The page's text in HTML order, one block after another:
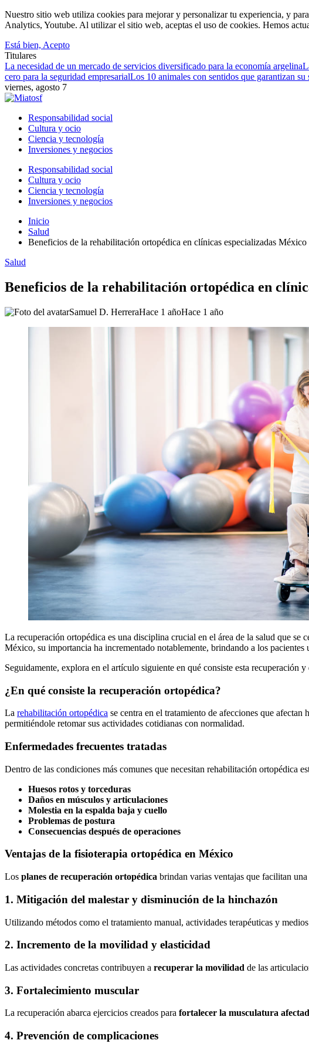
Nuestro sitio web utiliza cookies para mejorar y personalizar tu experiencia, y
Analytics, Youtube. Al utilizar el sitio web, aceptas el uso de cookies. Hemos
Está bien, Acepto
Titulares
La necesidad de un mercado de servicios diversificado para la economía argelina
cero para la seguridad empresarialLos 10 animales con sentidos que garantizan
viernes, agosto 7
Responsabilidad social
Cultura y ocio
Ciencia y tecnología
Inversiones y negocios
Responsabilidad social
Cultura y ocio
Ciencia y tecnología
Inversiones y negocios
Inicio
Salud
Beneficios de la rehabilitación ortopédica en clínicas especializadas México
Salud
Beneficios de la rehabilitación ortopédica en
Samuel D. HerreraHace 1 añoHace 1 año
La recuperación ortopédica es una disciplina crucial en el área de la salud que se
México, su importancia ha incrementado notablemente, brindando a los
Seguidamente, explora en el artículo siguiente en qué consiste esta recuperación
¿En qué consiste la recuperación ortopédica?
La rehabilitación ortopédica se centra en el tratamiento de afecciones que
permitiéndole retomar sus actividades cotidianas con normalidad.
Enfermedades frecuentes tratadas
Dentro de las condiciones más comunes que necesitan rehabilitación ortopédica
Huesos rotos y torceduras
Daños en músculos y articulaciones
Molestia en la espalda baja y cuello
Problemas de postura
Consecuencias después de operaciones
Ventajas de la fisioterapia ortopédica en México
Los planes de recuperación ortopédica brindan varias ventajas que facilitan
1. Mitigación del malestar y disminución de la hinchazón
Utilizando métodos como el tratamiento manual, actividades terapéuticas y
2. Incremento de la movilidad y elasticidad
Las actividades concretas contribuyen a recuperar la movilidad de las
3. Fortalecimiento muscular
La recuperación abarca ejercicios creados para fortalecer la musculatura
4. Prevención de complicaciones